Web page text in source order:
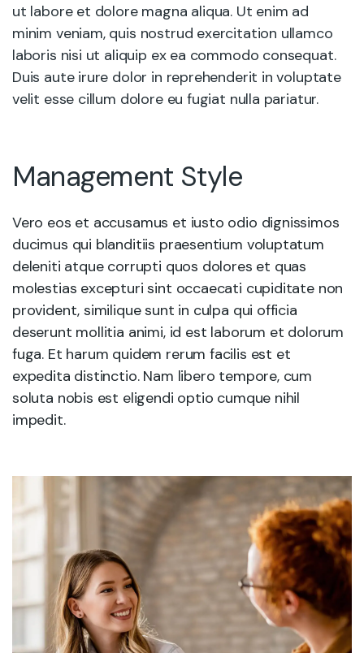
ut labore et dolore magna aliqua. Ut enim ad
minim veniam, quis nostrud exercitation ullamco
laboris nisi ut aliquip ex ea commodo consequat.
Duis aute irure dolor in reprehenderit in voluptate
velit esse cillum dolore eu fugiat nulla pariatur.
Management Style
Vero eos et accusamus et iusto odio dignissimos
ducimus qui blanditiis praesentium voluptatum
deleniti atque corrupti quos dolores et quas
molestias excepturi sint occaecati cupiditate non
provident, similique sunt in culpa qui officia
deserunt mollitia animi, id est laborum et dolorum
fuga. Et harum quidem rerum facilis est et
expedita distinctio. Nam libero tempore, cum
soluta nobis est eligendi optio cumque nihil
impedit.